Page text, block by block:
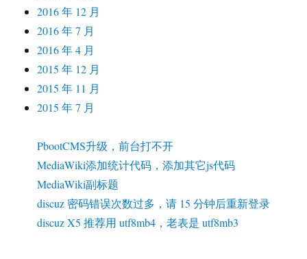
2016 年 12 月
2016 年 7 月
2016 年 4 月
2015 年 12 月
2015 年 11 月
2015 年 7 月
PbootCMS升级，前台打不开
MediaWiki添加统计代码，添加其它js代码
MediaWiki副标题
discuz 密码错误次数过多，请 15 分钟后重新登录
discuz X5 推荐用 utf8mb4，老表是 utf8mb3